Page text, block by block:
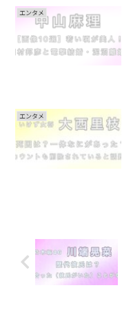
エンタメ
エンタメ